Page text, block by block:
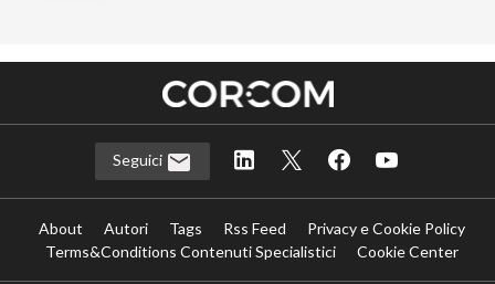
Seguici
About Autori Tags Rss Feed
Privacy e Cookie Policy
Terms&Conditions Contenuti Specialistici
Cookie Center